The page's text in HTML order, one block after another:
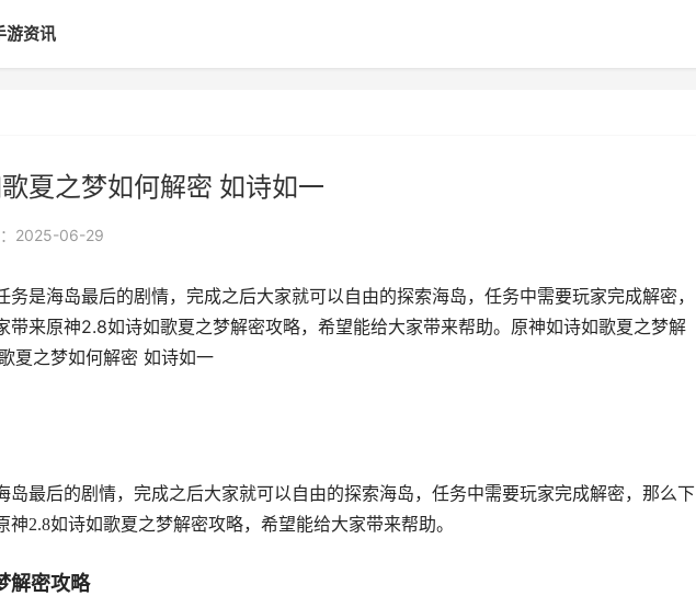
游资讯
歌夏之梦如何解密 如诗如一
：2025-06-29
务是海岛最后的剧情，完成之后大家就可以自由的探索海岛，任务中需要玩家完成解密，
带来原神2.8如诗如歌夏之梦解密攻略，希望能给大家带来帮助。原神如诗如歌夏之梦解
夏之梦如何解密 如诗如一
岛最后的剧情，完成之后大家就可以自由的探索海岛，任务中需要玩家完成解密，那么下
神2.8如诗如歌夏之梦解密攻略，希望能给大家带来帮助。
解密攻略